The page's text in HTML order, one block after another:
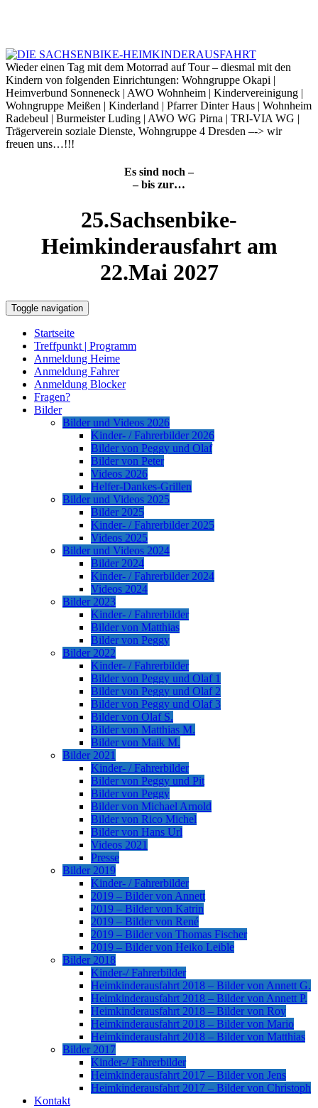
Wieder einen Tag mit dem Motorrad auf Tour – diesmal mit den
Kindern von folgenden Einrichtungen: Wohngruppe Okapi |
Heimverbund Sonneneck | AWO Wohnheim | Kindervereinigung |
Wohngruppe Meißen | Kinderland | Pfarrer Dinter Haus | Wohnheim
Radebeul | Burmeister Luding | AWO WG Pirna | TRI-VIA WG |
Trägerverein soziale Dienste, Wohngruppe 4 Dresden –-> wir
freuen uns…!!!
Es sind noch –
– bis zur…
25.Sachsenbike-
Heimkinderausfahrt am
22.Mai 2027
Toggle navigation
Startseite
Treffpunkt | Programm
Anmeldung Heime
Anmeldung Fahrer
Anmeldung Blocker
Fragen?
Bilder
Bilder und Videos 2026
Kinder- / Fahrerbilder 2026
Bilder von Peggy und Olaf
Bilder von Peter
Videos 2026
Helfer-Dankes-Grillen
Bilder und Videos 2025
Bilder 2025
Kinder- / Fahrerbilder 2025
Videos 2025
Bilder und Videos 2024
Bilder 2024
Kinder- / Fahrerbilder 2024
Videos 2024
Bilder 2023
Kinder- / Fahrerbilder
Bilder von Matthias
Bilder von Peggy
Bilder 2022
Kinder- / Fahrerbilder
Bilder von Peggy und Olaf 1
Bilder von Peggy und Olaf 2
Bilder von Peggy und Olaf 3
Bilder von Olaf S.
Bilder von Matthias M.
Bilder von Maik M.
Bilder 2021
Kinder- / Fahrerbilder
Bilder von Peggy und Pit
Bilder von Peggy
Bilder von Michael Arnold
Bilder von Rico Michel
Bilder von Hans Url
Videos 2021
Presse
Bilder 2019
Kinder- / Fahrerbilder
2019 – Bilder von Annett
2019 – Bilder von Katrin
2019 – Bilder von René
2019 – Bilder von Thomas Fischer
2019 – Bilder von Heiko Leible
Bilder 2018
Kinder-/ Fahrerbilder
Heimkinderausfahrt 2018 – Bilder von Annett G.
Heimkinderausfahrt 2018 – Bilder von Annett P.
Heimkinderausfahrt 2018 – Bilder von Roy
Heimkinderausfahrt 2018 – Bilder von Mario
Heimkinderausfahrt 2018 – Bilder von Matthias
Bilder 2017
Kinder-/ Fahrerbilder
Heimkinderausfahrt 2017 – Bilder von Jens
Heimkinderausfahrt 2017 – Bilder von Christoph
Kontakt